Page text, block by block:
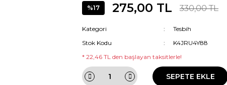
%17 275,00 TL 330,00 TL
Kategori
Tesbih
Stok Kodu
K4JRU4Y88
* 22,46 TL den başlayan taksitlerle!
SEPETE EKLE